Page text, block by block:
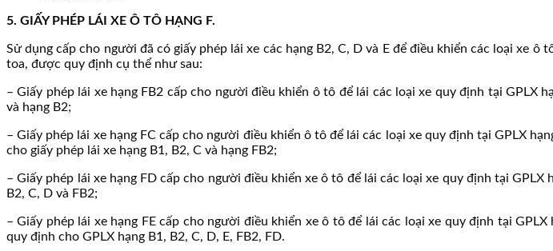
5. GIẤY PHÉP LÁI XE Ô TÔ HẠNG F.
Sử dụng cấp cho người đã có giấy phép lái xe các hạng B2, C, D và E để điều khiển các loại
toa, được quy định cụ thể như sau:
– Giấy phép lái xe hạng FB2 cấp cho người điều khiển ô tô để lái các loại xe quy định tại GPLX
và hạng B2;
– Giấy phép lái xe hạng FC cấp cho người điều khiển ô tô để lái các loại xe quy định tại GPLX
cho giấy phép lái xe hạng B1, B2, C và hạng FB2;
– Giấy phép lái xe hạng FD cấp cho người điều khiển xe ô tô để lái các loại xe quy định tại
B2, C, D và FB2;
– Giấy phép lái xe hạng FE cấp cho người điều khiển xe ô tô để lái các loại xe quy định tại
quy định cho GPLX hạng B1, B2, C, D, E, FB2, FD.